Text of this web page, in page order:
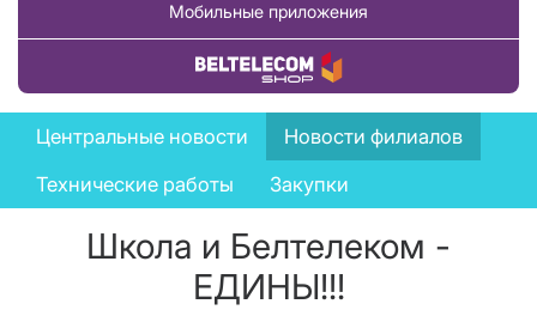
Мобильные приложения
Купить товар
News
menu
Центральные новости
Новости филиалов
Технические работы
Закупки
Школа и Белтелеком -
ЕДИНЫ!!!